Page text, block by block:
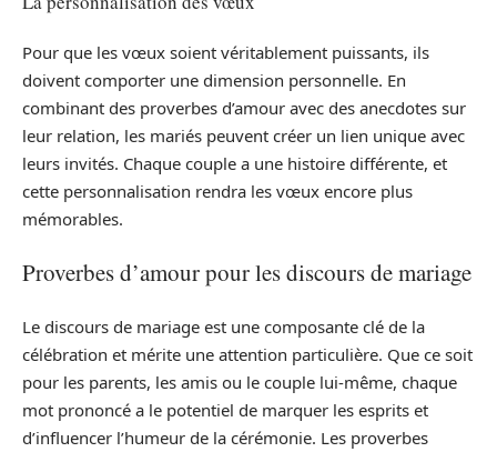
Pour que les vœux soient véritablement puissants, ils
doivent comporter une dimension personnelle. En
combinant des proverbes d’amour avec des anecdotes sur
leur relation, les mariés peuvent créer un lien unique avec
leurs invités. Chaque couple a une histoire différente, et
cette personnalisation rendra les vœux encore plus
mémorables.
Proverbes d’amour pour les discours de mariage
Le discours de mariage est une composante clé de la
célébration et mérite une attention particulière. Que ce soit
pour les parents, les amis ou le couple lui-même, chaque
mot prononcé a le potentiel de marquer les esprits et
d’influencer l’humeur de la cérémonie. Les proverbes